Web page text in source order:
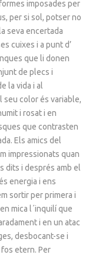
imposades per
per si sol, potser no
seva encertada
cuixes i a punt d’
que li donen
de plecs i
la vida i al
seu color és variable,
i rosat i en
que contrasten
Els amics del
impressionats quan
dits i després amb el
energia i ens
sortir per primera i
mica l´inquilí que
i en un atac
desbocant-se i
etern. Per